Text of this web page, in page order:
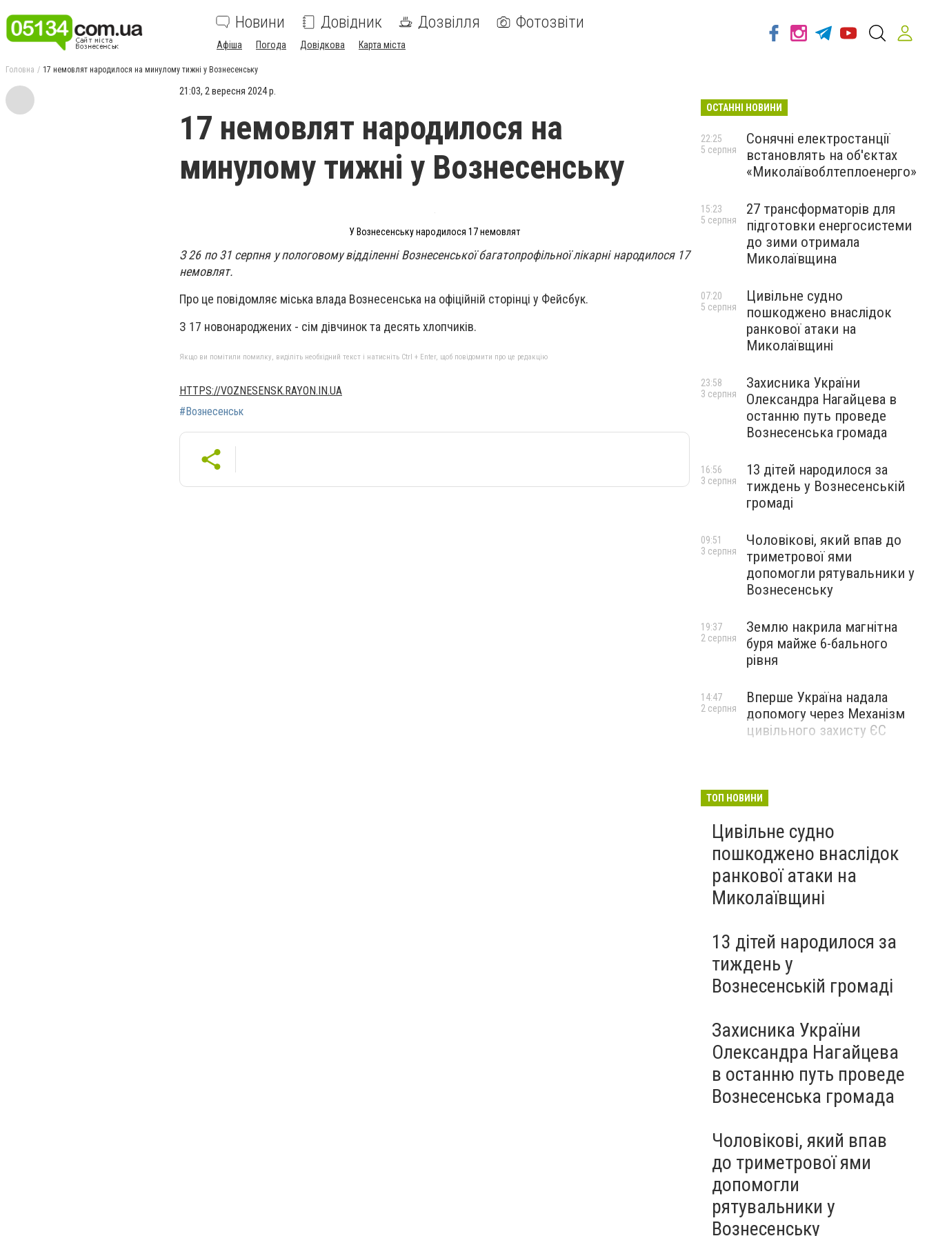
Новини Довідник Дозвілля Фотозвіти
Афіша Погода Довідкова Карта міста
Головна 17 немовлят народилося на минулому тижні у Вознесенську
21:03, 2 вересня 2024 р.
17 немовлят народилося на
минулому тижні у Вознесенську
У Вознесенську народилося 17 немовлят
З 26 по 31 серпня у пологовому відділенні Вознесенської багатопрофільної лікарні народилося 17
немовлят.
Про це повідомляє міська влада Вознесенська на офіційній сторінці у Фейсбук.
З 17 новонароджених - сім дівчинок та десять хлопчиків.
Якщо ви помітили помилку, виділіть необхідний текст і натисніть Ctrl + Enter, щоб повідомити про це редакцію
HTTPS://VOZNESENSK.RAYON.IN.UA
#Вознесенськ
ОСТАННІ НОВИНИ
Сонячні електростанції
встановлять на об'єктах
«Миколаївоблтеплоенерго»
22:25
5 серпня
27 трансформаторів для
підготовки енергосистеми
до зими отримала
Миколаївщина
15:23
5 серпня
Цивільне судно
пошкоджено внаслідок
ранкової атаки на
Миколаївщині
07:20
5 серпня
Захисника України
Олександра Нагайцева в
останню путь проведе
Вознесенська громада
23:58
3 серпня
13 дітей народилося за
тиждень у Вознесенській
громаді
16:56
3 серпня
Чоловікові, який впав до
триметрової ями
допомогли рятувальники у
Вознесенську
09:51
3 серпня
Землю накрила магнітна
буря майже 6-бального
рівня
19:37
2 серпня
Вперше Україна надала
допомогу через Механізм
цивільного захисту ЄС
14:47
2 серпня
ТОП НОВИНИ
Цивільне судно
пошкоджено внаслідок
ранкової атаки на
Миколаївщині
13 дітей народилося за
тиждень у
Вознесенській громаді
Захисника України
Олександра Нагайцева
в останню путь проведе
Вознесенська громада
Чоловікові, який впав
до триметрової ями
допомогли
рятувальники у
Вознесенську